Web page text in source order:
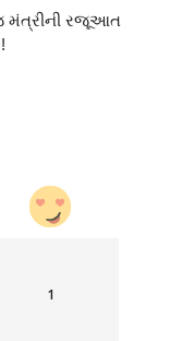
મંત્રીની રજૂઆત
1